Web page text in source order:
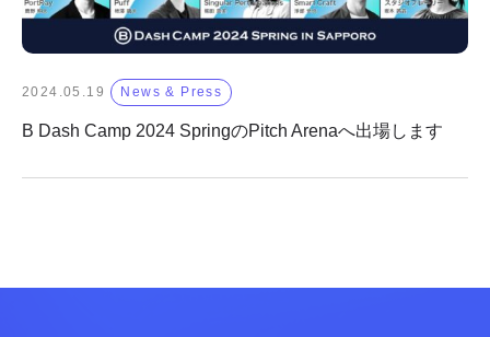
2024.05.19 News & Press
B Dash Camp 2024 SpringのPitch Arenaへ出場します